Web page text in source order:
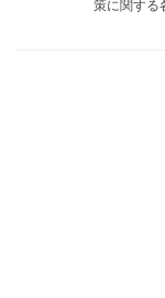
策に関する